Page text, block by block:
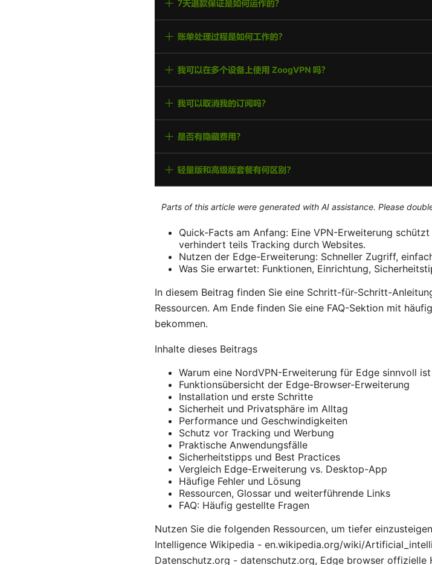
Parts of this article were generated with AI assistance. Please
Quick-Facts am Anfang: Eine VPN-Erweiterung
verhindert teils Tracking durch Websites.
Nutzen der Edge-Erweiterung: Schneller Zugriff,
Was Sie erwartet: Funktionen, Einrichtung,
In diesem Beitrag finden Sie eine Schritt-für-Schritt-
Ressourcen. Am Ende finden Sie eine FAQ-Sektion mit
bekommen.
Inhalte dieses Beitrags
Warum eine NordVPN-Erweiterung für Edge sinnvoll ist
Funktionsübersicht der Edge-Browser-Erweiterung
Installation und erste Schritte
Sicherheit und Privatsphäre im Alltag
Performance und Geschwindigkeiten
Schutz vor Tracking und Werbung
Praktische Anwendungsfälle
Sicherheitstipps und Best Practices
Vergleich Edge-Erweiterung vs. Desktop-App
Häufige Fehler und Lösung
Ressourcen, Glossar und weiterführende Links
FAQ: Häufig gestellte Fragen
Nutzen Sie die folgenden Ressourcen, um tiefer
Intelligence Wikipedia - en.wikipedia.org/wiki/
Datenschutz.org - datenschutz.org, Edge browser